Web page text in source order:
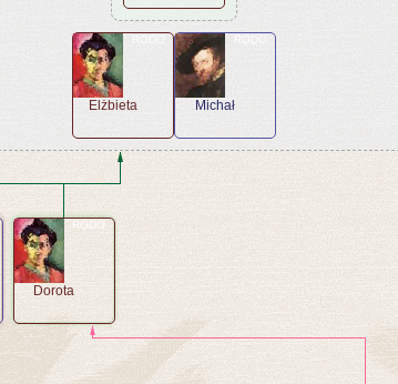
RODO
Elżbieta
RODO
Michał
RODO
Dorota